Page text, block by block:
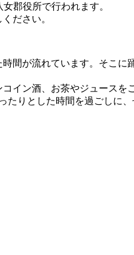
女郡役所で行われます。
ださい。
間が流れています。そこ
イン酒、お茶やジュースを
たりとした時間を過ごしに